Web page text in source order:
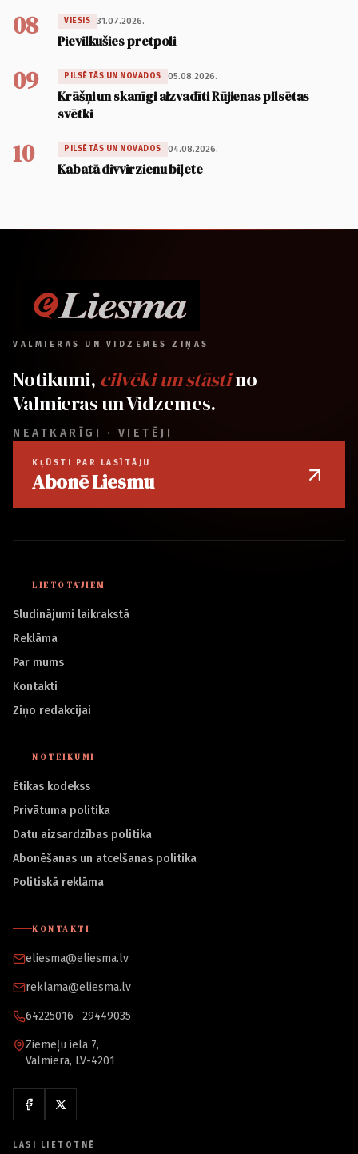
08 VIESIS 31.07.2026.
Pievilkušies pretpoli
09 PILSĒTĀS UN NOVADOS 05.08.2026.
Krāšņi un skanīgi aizvadīti Rūjienas pilsētas
svētki
10 PILSĒTĀS UN NOVADOS 04.08.2026.
Kabatā divvirzienu biļete
VALMIERAS UN VIDZEMES ZIŅAS
Notikumi, cilvēki un stāstino
Valmieras un Vidzemes.
NEATKARĪGI · VIETĒJI
KĻŪSTI PAR LASĪTĀJU
Abonē Liesmu
LIETOTĀJIEM
Sludinājumi laikrakstā
Reklāma
Par mums
Kontakti
Ziņo redakcijai
NOTEIKUMI
Ētikas kodekss
Privātuma politika
Datu aizsardzības politika
Abonēšanas un atcelšanas politika
Politiskā reklāma
KONTAKTI
eliesma@eliesma.lv
reklama@eliesma.lv
64225016 · 29449035
Ziemeļu iela 7,
Valmiera, LV-4201
LASI LIETOTNĒ